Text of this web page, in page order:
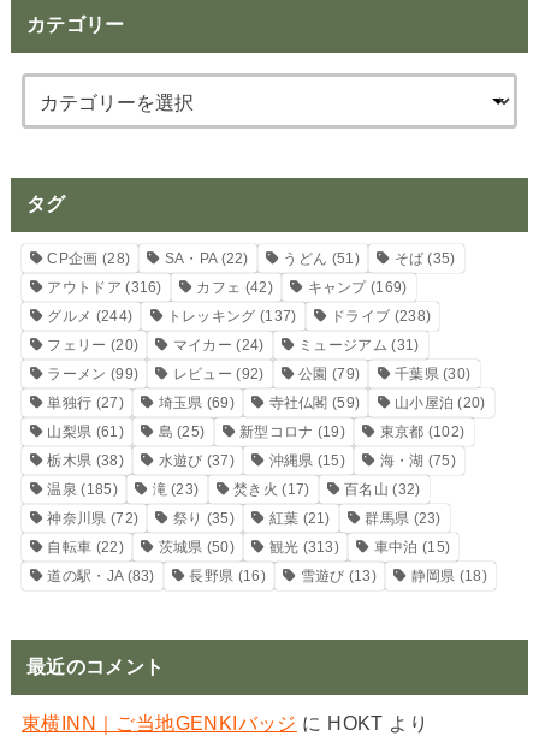
カテゴリー
タグ
CP企画 (28) SA・PA(22) うどん (51) そば (35)
アウトドア (316) カフェ (42) キャンプ(169)
グルメ (244) トレッキング (137) ドライブ (238)
フェリー (20) マイカー (24) ミュージアム (31)
ラーメン (99) レビュー (92) 公園 (79) 千葉県(30)
単独行 (27) 埼玉県 (69) 寺社仏閣 (59) 山小屋泊 (20)
山梨県 (61) 島 (25) 新型コロナ (19) 東京都 (102)
栃木県 (38) 水遊び (37) 沖縄県 (15) 海・湖 (75)
温泉 (185) 滝(23) 焚き火 (17) 百名山 (32)
神奈川県 (72) 祭り (35) 紅葉 (21) 群馬県 (23)
自転車 (22) 茨城県 (50) 観光 (313) 車中泊 (15)
道の駅・JA(83) 長野県 (16) 雪遊び (13) 静岡県 (18)
最近のコメント
東横INN｜ご当地GENKIバッジ に HOKT より